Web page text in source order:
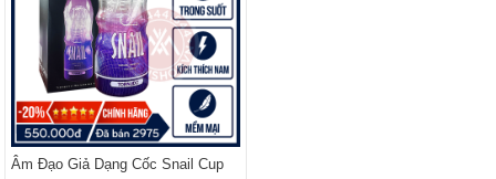
Âm Đạo Giả Dạng Cốc Snail Cup